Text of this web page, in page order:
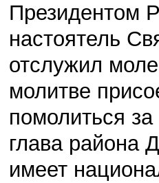
Президентом
настоятель
отслужил
молитве
помолиться
глава района
имеет